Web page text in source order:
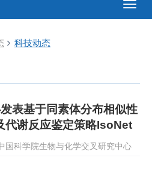
科技动态
表基于同素体分布相似性
代谢反应鉴定策略IsoNet
国科学院生物与化学交叉研究中心